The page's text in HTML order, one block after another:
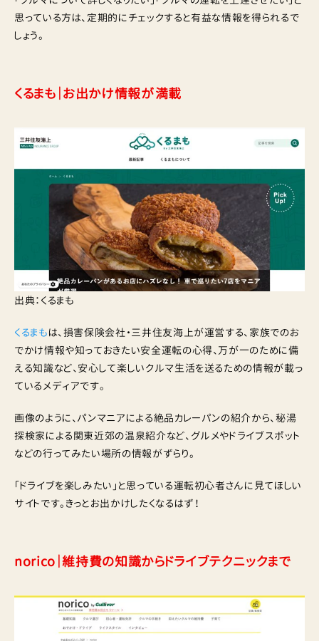
思っている方は、定期的にチェックすると有益な情報を得られるで
しょう。
くるまも｜お出かけ情報が満載
出典：くるまも
くるまもは、損害保険会社・三井住友海上が運営する、家族でのお
でかけ情報や知っておきたい安全運転の心得、万が一のために備
える知識など、安心して楽しいクルマ生活を送るための情報が載っ
ているメディアです。
画像のように、パンマニアによる絶品カレーパンの紹介から、秘湯
探検家による関東近郊の温泉紹介など、グルメやドライブスポット
などの行ってみたい場所の情報がずらり。
「ドライブを楽しみたい」と思っている運転初心者さんに見てほしい
サイトです。きっとお出かけしたくなるはず！
norico｜維持費の知識からドライブテクニックまで